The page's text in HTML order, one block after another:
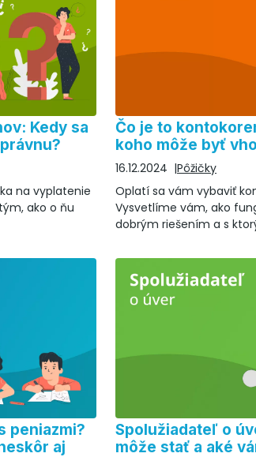
Kedy sa
na vyplatenie
ako o ňu
Čo je to
koho môže byť
16.12.2024
Pôžičky
Oplatí sa vám vybaviť
Vysvetlíme vám, ako
dobrým riešením a s
peniazmi?
aj
Spolužiadateľ o
môže stať a aké